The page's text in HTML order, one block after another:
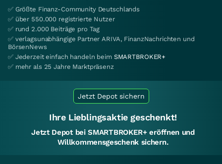
✅ Größte Finanz-Community Deutschlands
✅ über 550.000 registrierte Nutzer
✅ rund 2.000 Beiträge pro Tag
✅ verlagsunabhängige Partner ARIVA, FinanzNachrichten und
BörsenNews
✅ Jederzeit einfach handeln beim SMARTBROKER+
✅ mehr als 25 Jahre Marktpräsenz
Jetzt Depot sichern
Ihre Lieblingsaktie geschenkt!
Jetzt Depot bei SMARTBROKER+ eröffnen und
Willkommensgeschenk sichern.